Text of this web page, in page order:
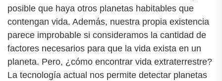
posible que haya otros planetas habitables que
contengan vida. Además, nuestra propia existencia
parece improbable si consideramos la cantidad de
factores necesarios para que la vida exista en un
planeta. Pero, ¿cómo encontrar vida extraterrestre?
La tecnología actual nos permite detectar planetas